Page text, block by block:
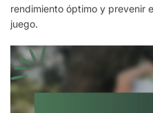
rendimiento óptimo y prevenir
juego.